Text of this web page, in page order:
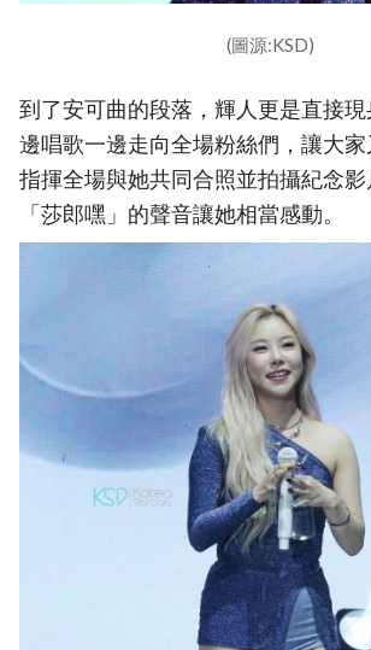
(圖源:KSD)
到了安可曲的段落，輝人更是直接
邊唱歌一邊走向全場粉絲們，讓大
指揮全場與她共同合照並拍攝紀念
「莎郎嘿」的聲音讓她相當感動。